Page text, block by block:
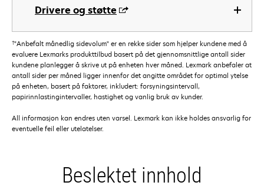
Drivere og støtte
†"Anbefalt månedlig sidevolum" er en rekke sider som hjelper kundene med å
evaluere Lexmarks produkttilbud basert på det gjennomsnittlige antall sider
kundene planlegger å skrive ut på enheten hver måned. Lexmark anbefaler at
antall sider per måned ligger innenfor det angitte området for optimal ytelse
på enheten, basert på faktorer, inkludert: forsyningsintervall,
papirinnlastingintervaller, hastighet og vanlig bruk av kunder.
All informasjon kan endres uten varsel. Lexmark kan ikke holdes ansvarlig for
eventuelle feil eller utelatelser.
Beslektet innhold